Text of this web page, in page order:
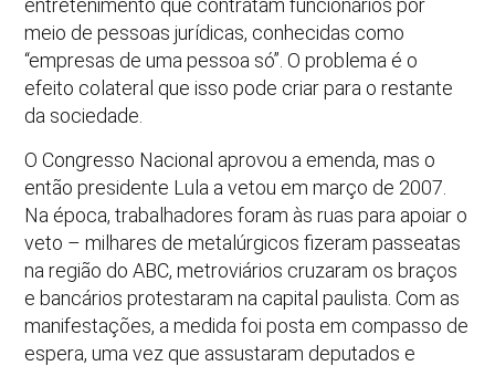
entretenimento que contratam funcionários por
meio de pessoas jurídicas, conhecidas como
“empresas de uma pessoa só”. O problema é o
efeito colateral que isso pode criar para o restante
da sociedade.
O Congresso Nacional aprovou a emenda, mas o
então presidente Lula a vetou em março de 2007.
Na época, trabalhadores foram às ruas para apoiar o
veto – milhares de metalúrgicos fizeram passeatas
na região do ABC, metroviários cruzaram os braços
e bancários protestaram na capital paulista. Com as
manifestações, a medida foi posta em compasso de
espera, uma vez que assustaram deputados e